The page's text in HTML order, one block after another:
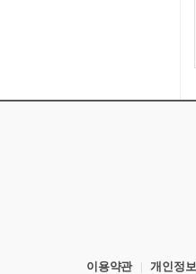
이용약관 |개인정